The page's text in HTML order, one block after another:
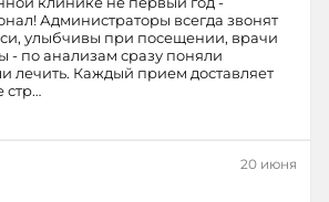
Администраторы всегда звонят
улыбчивы при посещении, врачи
- по анализам сразу поняли
лечить. Каждый прием доставляет
стр…
20 июня